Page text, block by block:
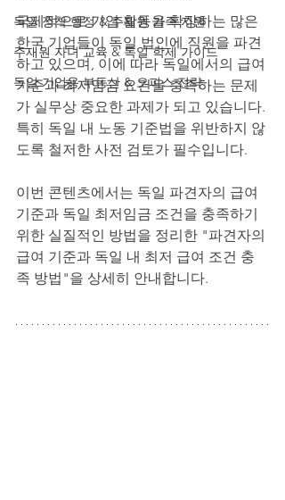
독일 정착 행정 & 주재원 가족 지원
주재원 자녀 교육 & 독일 학제 가이드
독일 기업용 부동산 & 오피스 전략
국제적으로 기업 활동을 확장하는 많은
한국 기업들이 독일 법인에 직원을 파견
하고 있으며, 이에 따라 독일에서의 급여
기준과 최저임금 요건을 충족하는 문제
가 실무상 중요한 과제가 되고 있습니다.
특히 독일 내 노동 기준법을 위반하지 않
도록 철저한 사전 검토가 필수입니다.
이번 콘텐츠에서는 독일 파견자의 급여
기준과 독일 최저임금 조건을 충족하기
위한 실질적인 방법을 정리한 "파견자의
급여 기준과 독일 내 최저 급여 조건 충
족 방법"을 상세히 안내합니다.